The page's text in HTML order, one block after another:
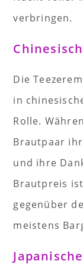
verbringen.
Die
in
Rolle.
Brautpaar
und ihre
Brautpreis
gegenüber
meistens